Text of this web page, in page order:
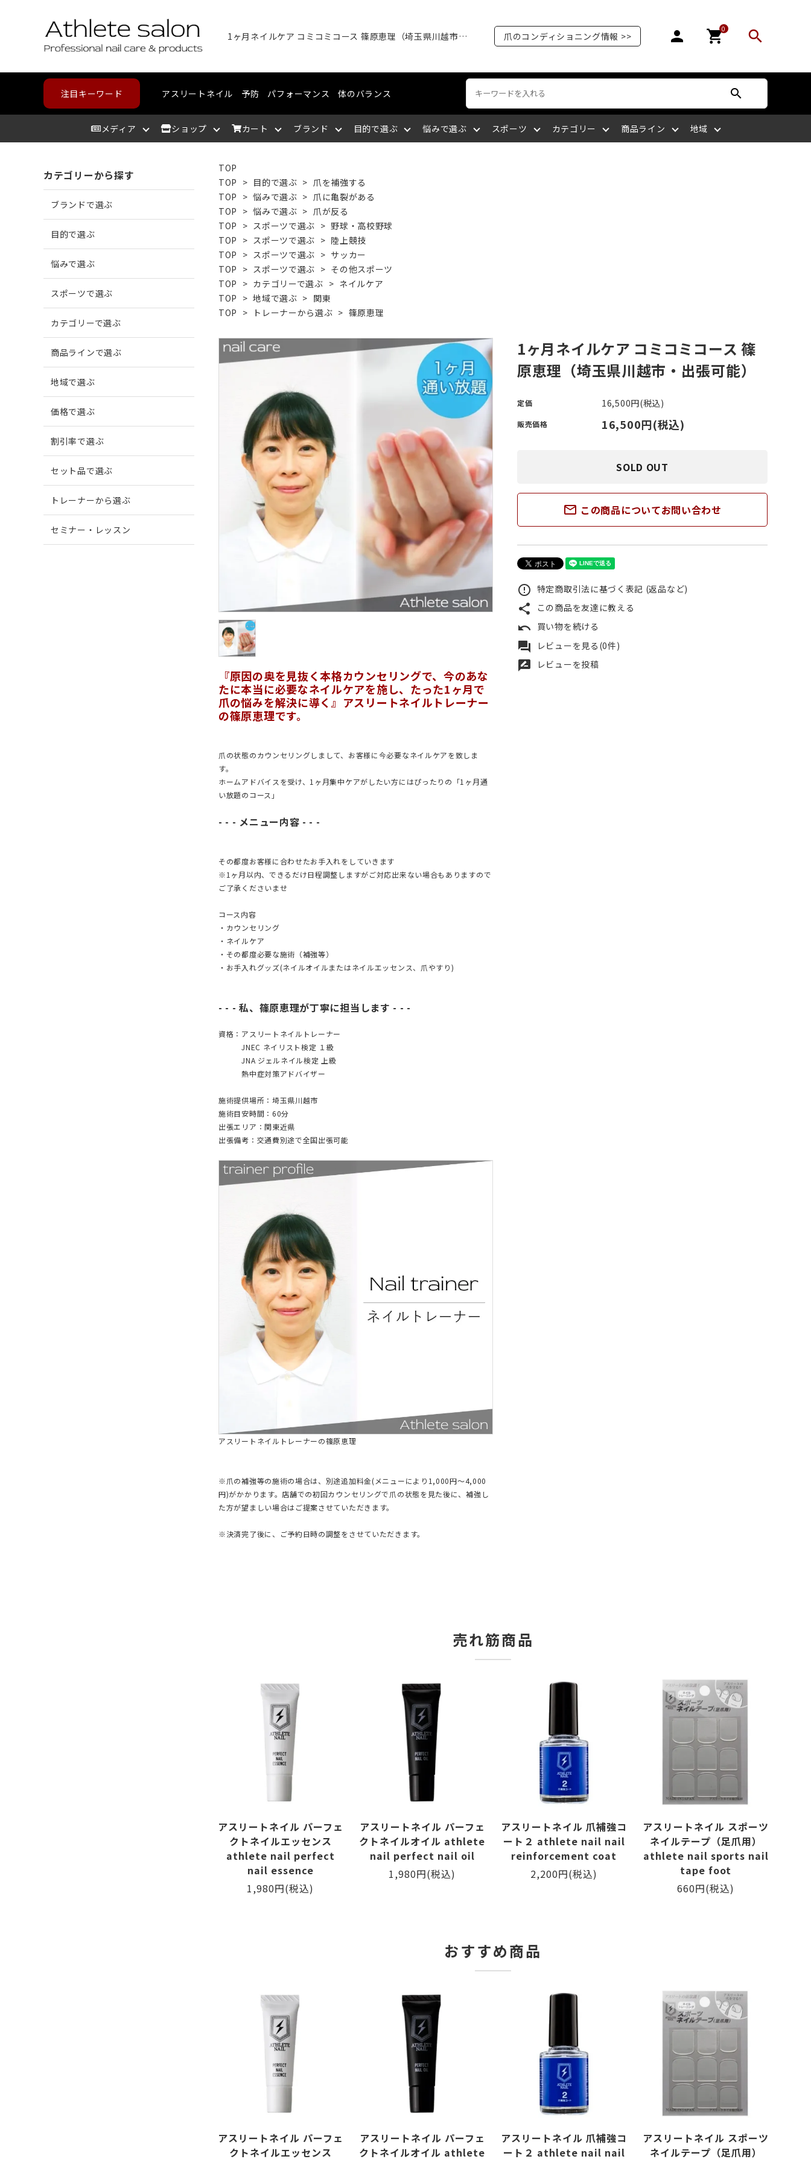
1ヶ月ネイルケア コミコミコース 篠原恵理（埼玉県川越市・出張可能） 爪のコンディショニング情報 >> person 0
shopping_cart search
注目キーワード アスリートネイル 予防 パフォーマンス 体のバランス search
メディア ショップ カート ブランド
アスリートサロン アスリートネイル
目的で選ぶ
爪を洗う 爪を整える
爪を保湿する 爪の相談をする
角質を取り除く 筋肉をサポートする
悩みで選ぶ
爪が割れる 爪に亀裂がある
爪が薄い 爪が分厚い
二枚爪になっている 巻き爪になっている
爪がでこぼこする 爪に縦筋がある
爪周囲に炎症がある 爪が反る 爪が白い斑がある
スポーツ
野球・高校野球 ランニング・マラソン
バスケットボール テニス
ボルダリング 水泳
柔道 ボウリング
カテゴリー
ハンドケア フットケア
カウンセリング
商品ライン
スポーツメディカルライン コンディショニングライン
地域
北海道 東北
中部 近畿
九州
TOP
TOP > 目的で選ぶ > 爪を補強する
TOP > 悩みで選ぶ > 爪に亀裂がある
TOP > 悩みで選ぶ > 爪が反る
TOP > スポーツで選ぶ > 野球・高校野球
TOP > スポーツで選ぶ > 陸上競技
TOP > スポーツで選ぶ > サッカー
TOP > スポーツで選ぶ > その他スポーツ
TOP > カテゴリーで選ぶ > ネイルケア
TOP > 地域で選ぶ > 関東
TOP > トレーナーから選ぶ > 篠原恵理
『原因の奥を見抜く本格カウンセリングで、今のあな
たに本当に必要なネイルケアを施し、たった1ヶ月で
爪の悩みを解決に導く』アスリートネイルトレーナー
の篠原恵理です。
爪の状態のカウンセリングしまして、お客様に今必要なネイルケアを致しま
す。
ホームアドバイスを受け、1ヶ月集中ケアがしたい方にはぴったりの「1ヶ月通
い放題のコース」
- - - メニュー内容 - - -
その都度お客様に合わせたお手入れをしていきます
※1ヶ月以内、できるだけ日程調整しますがご対応出来ない場合もありますので
ご了承くださいませ
コース内容
・カウンセリング
・ネイルケア
・その都度必要な施術（補強等）
・お手入れグッズ(ネイルオイルまたはネイルエッセンス、爪やすり)
- - - 私、篠原恵理が丁寧に担当します - - -
資格：アスリートネイルトレーナー
JNEC ネイリスト検定 １級
JNA ジェルネイル検定 上級
熱中症対策アドバイザー
施術提供場所：埼玉県川越市
施術目安時間：60分
出張エリア：関東近県
出張備考：交通費別途で全国出張可能
アスリートネイルトレーナーの篠原恵理
※爪の補強等の施術の場合は、別途追加料金(メニューにより1,000円〜4,000
円)がかかります。店舗での初回カウンセリングで爪の状態を見た後に、補強し
た方が望ましい場合はご提案させていただきます。
※決済完了後に、ご予約日時の調整をさせていただきます。
1ヶ月ネイルケア コミコミコース 篠
原恵理（埼玉県川越市・出張可能）
定価 16,500円(税込)
販売価格 16,500円(税込)
SOLD OUT
mail_outline この商品についてお問い合わせ
error_outline 特定商取引法に基づく表記 (返品など)
share この商品を友達に教える
undo 買い物を続ける
forum レビューを見る(0件)
rate_review レビューを投稿
売れ筋商品
アスリートネイル パーフェ
クトネイルエッセンス
athlete nail perfect
nail essence
1,980円(税込)
アスリートネイル パーフェ
クトネイルオイル athlete
nail perfect nail oil
1,980円(税込)
アスリートネイル 爪補強コ
ート２ athlete nail nail
reinforcement coat
2,200円(税込)
アスリートネイル スポーツ
ネイルテープ（足爪用）
athlete nail sports nail
tape foot
660円(税込)
おすすめ商品
アスリートネイル パーフェ
クトネイルエッセンス
アスリートネイル パーフェ
クトネイルオイル athlete
アスリートネイル 爪補強コ
ート２ athlete nail nail
アスリートネイル スポーツ
ネイルテープ（足爪用）
カテゴリーから探す
ブランドで選ぶ
目的で選ぶ
悩みで選ぶ
スポーツで選ぶ
カテゴリーで選ぶ
商品ラインで選ぶ
地域で選ぶ
価格で選ぶ
割引率で選ぶ
セット品で選ぶ
トレーナーから選ぶ
セミナー・レッスン